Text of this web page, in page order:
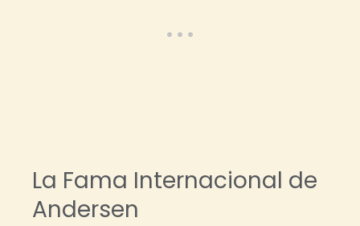
La Fama Internacional de
Andersen